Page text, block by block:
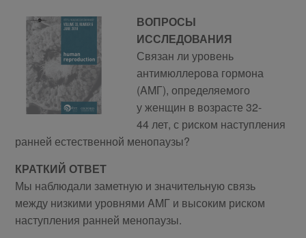
ВОПРОСЫ
ИССЛЕДОВАНИЯ
Связан ли уровень
антимюллерова гормона
(AMГ), определяемого
у женщин в возрасте 32-
44 лет, с риском наступления
ранней естественной менопаузы?
КРАТКИЙ ОТВЕТ
Мы наблюдали заметную и значительную связь
между низкими уровнями AMГ и высоким риском
наступления ранней менопаузы.